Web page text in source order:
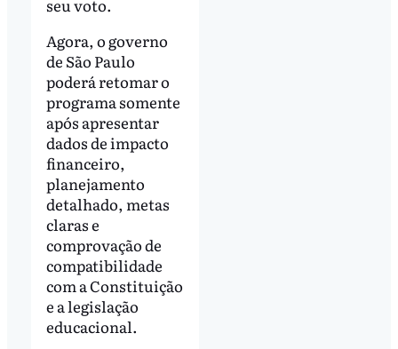
seu voto.
Agora, o governo
de São Paulo
poderá retomar o
programa somente
após apresentar
dados de impacto
financeiro,
planejamento
detalhado, metas
claras e
comprovação de
compatibilidade
com a Constituição
e a legislação
educacional.